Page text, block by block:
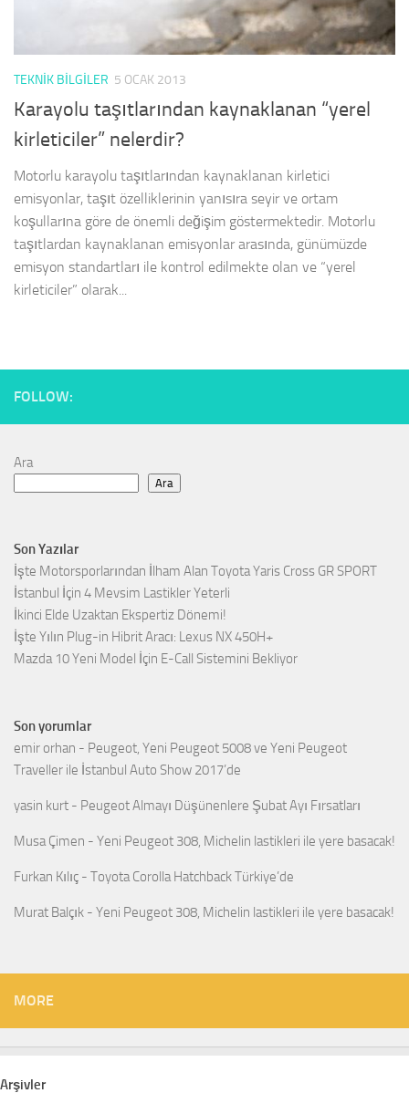
TEKNIK BILGILER 5 OCAK 2013
Karayolu taşıtlarından kaynaklanan “yerel
kirleticiler” nelerdir?
Motorlu karayolu taşıtlarından kaynaklanan kirletici
emisyonlar, taşıt özelliklerinin yanısıra seyir ve ortam
koşullarına göre de önemli değişim göstermektedir. Motorlu
taşıtlardan kaynaklanan emisyonlar arasında, günümüzde
emisyon standartları ile kontrol edilmekte olan ve “yerel
kirleticiler” olarak...
FOLLOW:
Ara
Ara
Son Yazılar
İşte Motorsporlarından İlham Alan Toyota Yaris Cross GR SPORT
İstanbul İçin 4 Mevsim Lastikler Yeterli
İkinci Elde Uzaktan Ekspertiz Dönemi!
İşte Yılın Plug-in Hibrit Aracı: Lexus NX 450H+
Mazda 10 Yeni Model İçin E-Call Sistemini Bekliyor
Son yorumlar
emir orhan - Peugeot, Yeni Peugeot 5008 ve Yeni Peugeot
Traveller ile İstanbul Auto Show 2017’de
yasin kurt - Peugeot Almayı Düşünenlere Şubat Ayı Fırsatları
Musa Çimen - Yeni Peugeot 308, Michelin lastikleri ile yere basacak!
Furkan Kılıç - Toyota Corolla Hatchback Türkiye’de
Murat Balçık - Yeni Peugeot 308, Michelin lastikleri ile yere basacak!
MORE
Arşivler